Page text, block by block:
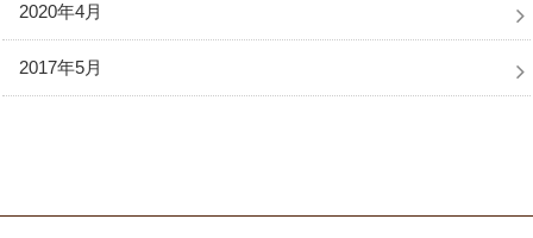
2020年4月
2017年5月